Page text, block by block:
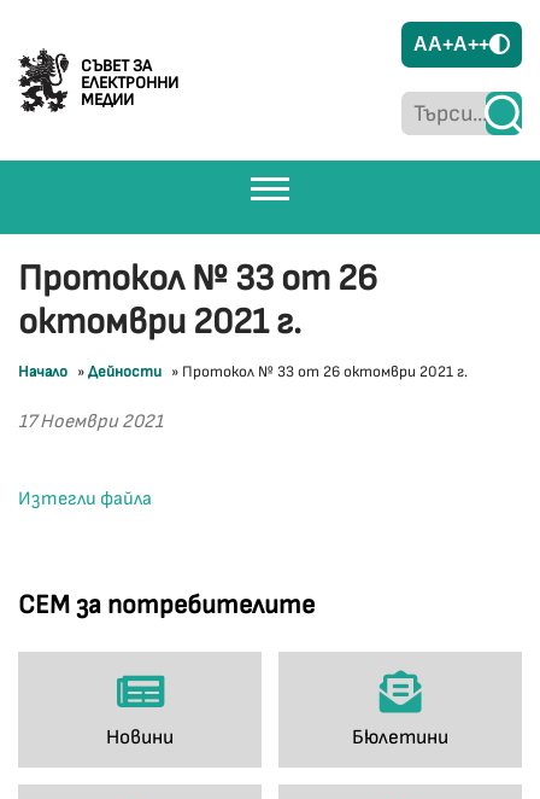
СЪВЕТ ЗА
ЕЛЕКТРОННИ
МЕДИИ
AA+A++
СЕМ за потребителите
Новини Бюлетини
Протокол № 33 от 26
октомври 2021 г.
Начало »Дейности » Протокол № 33 от 26 октомври 2021 г.
17 Ноември 2021
Изтегли файла